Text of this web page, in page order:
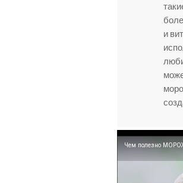
и
Чем полезно